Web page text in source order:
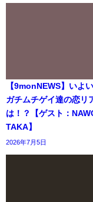
【9monNEWS】いよ
ガチムチゲイ達の恋リ
は！？【ゲスト：
TAKA】
2026年7月5日